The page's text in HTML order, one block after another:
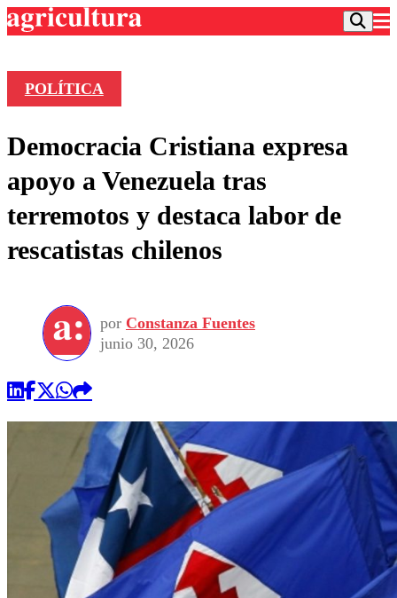
Frecuencias
Agricultura TV
Deportes
Colo Colo
Motor
Torneo Internacional
Torneo Nacional
Entretención
Noticias
Internacional
Nacional
Vida Social
Programas
Comercial
POLÍTICA
Democracia Cristiana expresa
apoyo a Venezuela tras
terremotos y destaca labor de
rescatistas chilenos
por Constanza Fuentes
junio 30, 2026